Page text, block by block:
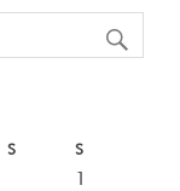
S S
1